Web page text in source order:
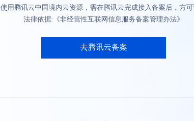
使用腾讯云中国境内云资源，需在腾讯云完成接入备案后，方
法律依据:《非经营性互联网信息服务备案管理办法》
去腾讯云备案